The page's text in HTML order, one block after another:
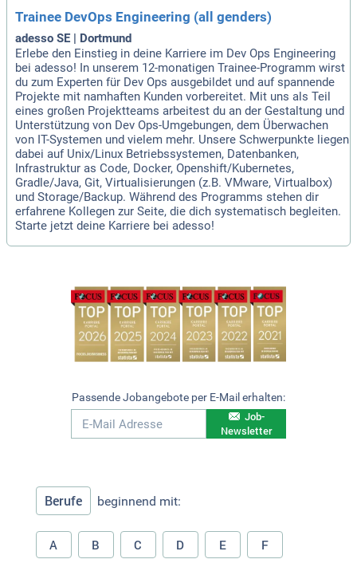
Trainee DevOps Engineering (all genders)
adesso SE | Dortmund
Erlebe den Einstieg in deine Karriere im Dev Ops Engineering
bei adesso! In unserem 12-monatigen Trainee-Programm wirst
du zum Experten für Dev Ops ausgebildet und auf spannende
Projekte mit namhaften Kunden vorbereitet. Mit uns als Teil
eines großen Projektteams arbeitest du an der Gestaltung und
Unterstützung von Dev Ops-Umgebungen, dem Überwachen
von IT-Systemen und vielem mehr. Unsere Schwerpunkte liegen
dabei auf Unix/Linux Betriebssystemen, Datenbanken,
Infrastruktur as Code, Docker, Openshift/Kubernetes,
Gradle/Java, Git, Virtualisierungen (z.B. VMware, Virtualbox)
und Storage/Backup. Während des Programms stehen dir
erfahrene Kollegen zur Seite, die dich systematisch begleiten.
Starte jetzt deine Karriere bei adesso!
Passende Jobangebote per E-Mail erhalten:
Job-
Newsletter
Berufe beginnend mit:
A B C D E F